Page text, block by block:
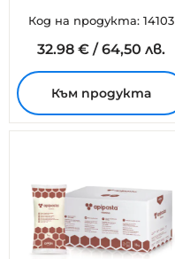
Код на продукта: 14103
32.98 € /64,50 лв.
Към продукта